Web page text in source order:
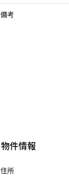
備考
物件情報
住所